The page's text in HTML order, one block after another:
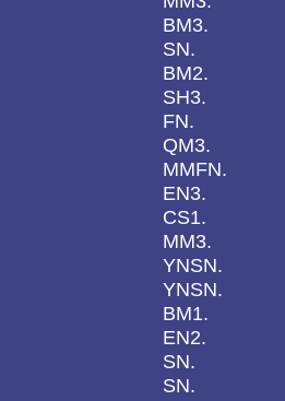
BM3.
SN.
BM2.
SH3.
FN.
QM3.
MMFN.
EN3.
CS1.
MM3.
YNSN.
YNSN.
BM1.
EN2.
SN.
SN.